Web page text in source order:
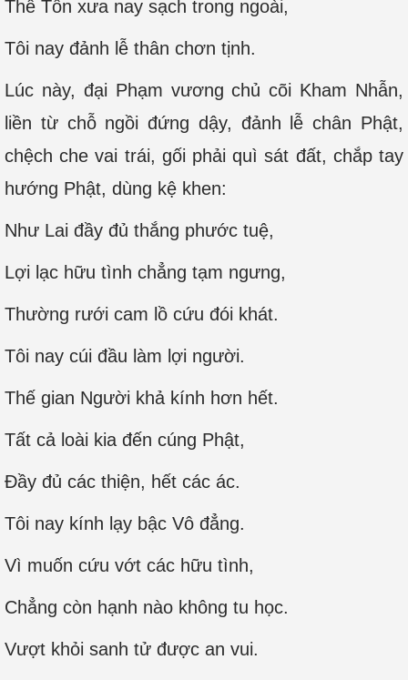
Thế Tôn xưa nay sạch trong ngoài,
Tôi nay đảnh lễ thân chơn tịnh.
Lúc này, đại Phạm vương chủ cõi Kham Nhẫn,
liền từ chỗ ngồi đứng dậy, đảnh lễ chân Phật,
chệch che vai trái, gối phải quì sát đất, chắp tay
hướng Phật, dùng kệ khen:
Như Lai đầy đủ thắng phước tuệ,
Lợi lạc hữu tình chẳng tạm ngưng,
Thường rưới cam lồ cứu đói khát.
Tôi nay cúi đầu làm lợi người.
Thế gian Người khả kính hơn hết.
Tất cả loài kia đến cúng Phật,
Đầy đủ các thiện, hết các ác.
Tôi nay kính lạy bậc Vô đẳng.
Vì muốn cứu vớt các hữu tình,
Chẳng còn hạnh nào không tu học.
Vượt khỏi sanh tử được an vui.